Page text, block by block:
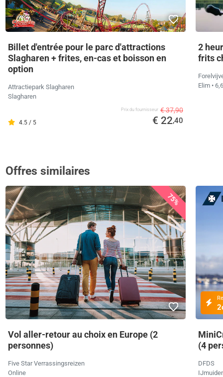
Billet d'entrée pour le parc d'attractions
Slagharen + frites, en-cas et boisson en
option
Attractiepark Slagharen
Slagharen
4.5 / 5
Prix ​​du fournisseur € 37,90
€ 22,40
2
frits
Elim •
Offres similaires
75%
Vol aller-retour au choix en Europe (2
personnes)
Five Star Verrassingsreizen
Online
(4
DFDS